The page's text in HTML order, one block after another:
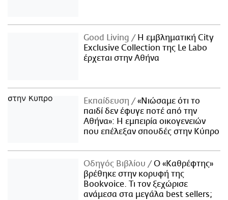
Good Living
Η εμβληματική City
Exclusive Collection της Le Labo
έρχεται στην Αθήνα
Εκπαίδευση
«Νιώσαμε ότι το
παιδί δεν έφυγε ποτέ από την
Αθήνα»: Η εμπειρία οικογενειών
που επέλεξαν σπουδές στην Κύπρο
Οδηγός Βιβλίου
Ο «Καθρέφτης»
βρέθηκε στην κορυφή της
Bookvoice. Τι τον ξεχώρισε
ανάμεσα στα μεγάλα best sellers;